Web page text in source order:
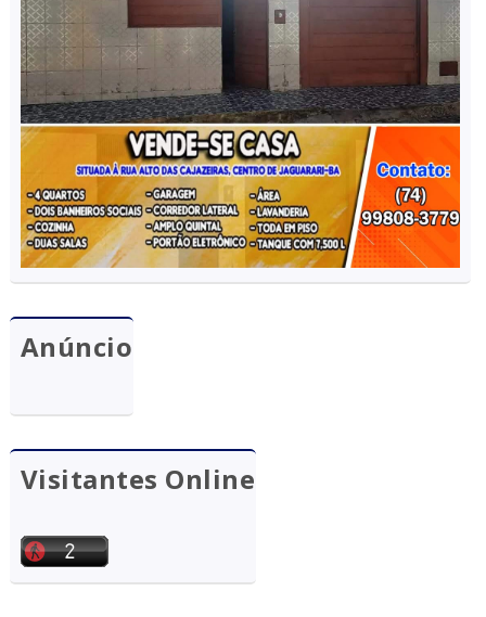
Anúncio
Visitantes Online